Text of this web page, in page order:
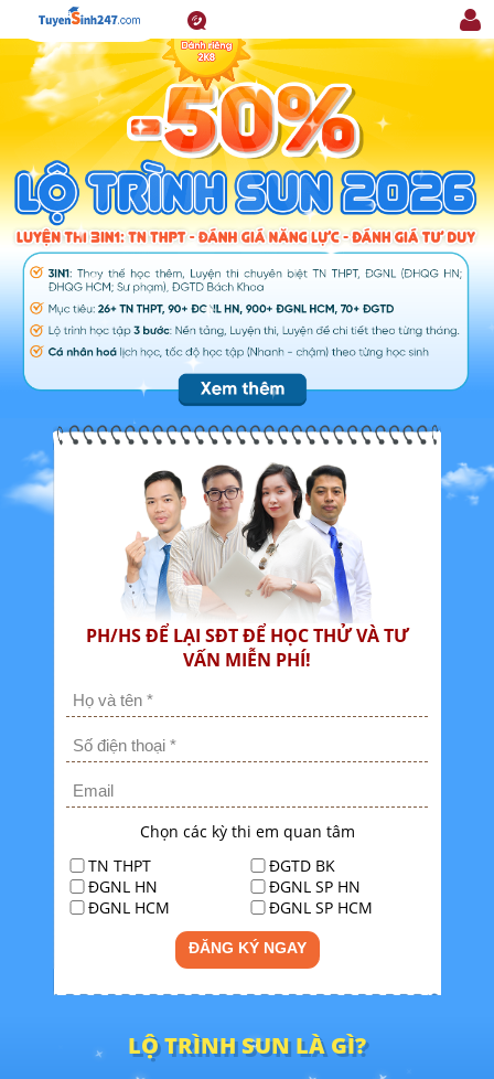
-
Miễn
phí
PH/HS ĐỂ LẠI SĐT ĐỂ HỌC THỬ VÀ TƯ
VẤN MIỄN PHÍ!
Chọn các kỳ thi em quan tâm
TN THPT
ĐGTD BK
ĐGNL HN
ĐGNL SP HN
ĐGNL HCM
ĐGNL SP HCM
ĐĂNG KÝ NGAY
LỘ TRÌNH SUN LÀ GÌ?